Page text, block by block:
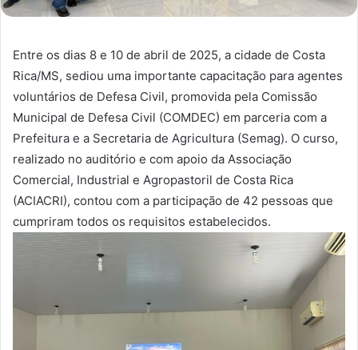
Entre os dias 8 e 10 de abril de 2025, a cidade de Costa
Rica/MS, sediou uma importante capacitação para agentes
voluntários de Defesa Civil, promovida pela Comissão
Municipal de Defesa Civil (COMDEC) em parceria com a
Prefeitura e a Secretaria de Agricultura (Semag). O curso,
realizado no auditório e com apoio da Associação
Comercial, Industrial e Agropastoril de Costa Rica
(ACIACRI), contou com a participação de 42 pessoas que
cumpriram todos os requisitos estabelecidos.